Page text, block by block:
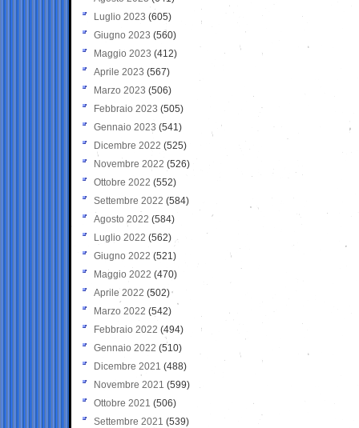
Luglio 2023 (605)
Giugno 2023 (560)
Maggio 2023 (412)
Aprile 2023 (567)
Marzo 2023 (506)
Febbraio 2023 (505)
Gennaio 2023 (541)
Dicembre 2022 (525)
Novembre 2022 (526)
Ottobre 2022 (552)
Settembre 2022 (584)
Agosto 2022 (584)
Luglio 2022 (562)
Giugno 2022 (521)
Maggio 2022 (470)
Aprile 2022 (502)
Marzo 2022 (542)
Febbraio 2022 (494)
Gennaio 2022 (510)
Dicembre 2021 (488)
Novembre 2021 (599)
Ottobre 2021 (506)
Settembre 2021 (539)